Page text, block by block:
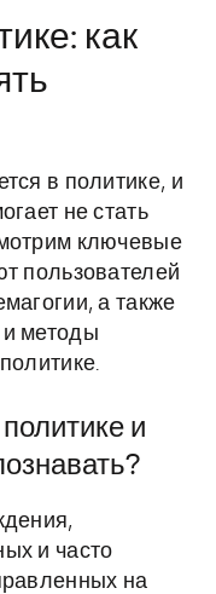
как
в политике, и
не стать
ключевые
пользователей
а также
методы
и
и часто
на